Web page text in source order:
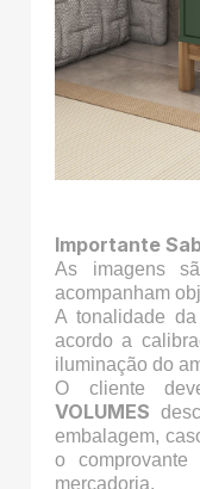
Importante
As imagens
acompanham
A tonalidade
acordo a
iluminação do
O cliente
VOLUMES
embalagem,
o
mercadoria.